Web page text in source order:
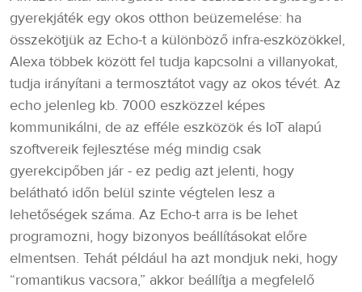
gyerekjáték egy okos otthon beüzemelése: ha
összekötjük az Echo-t a különböző infra-eszközökkel,
Alexa többek között fel tudja kapcsolni a villanyokat,
tudja irányítani a termosztátot vagy az okos tévét. Az
echo jelenleg kb. 7000 eszközzel képes
kommunikálni, de az efféle eszközök és IoT alapú
szoftvereik fejlesztése még mindig csak
gyerekcipőben jár - ez pedig azt jelenti, hogy
belátható időn belül szinte végtelen lesz a
lehetőségek száma. Az Echo-t arra is be lehet
programozni, hogy bizonyos beállításokat előre
elmentsen. Tehát például ha azt mondjuk neki, hogy
“romantikus vacsora,” akkor beállítja a megfelelő